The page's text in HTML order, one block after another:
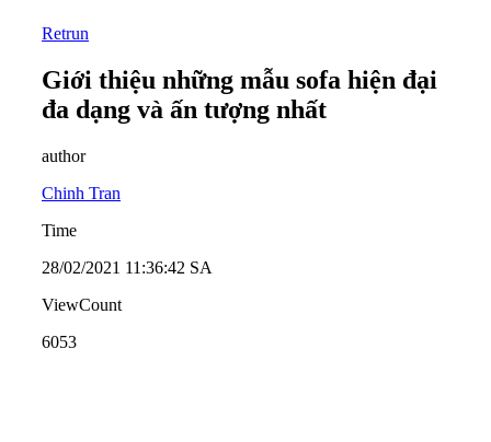
Retrun
Giới thiệu những mẫu sofa hiện đại
đa dạng và ấn tượng nhất
author
Chinh Tran
Time
28/02/2021 11:36:42 SA
ViewCount
6053